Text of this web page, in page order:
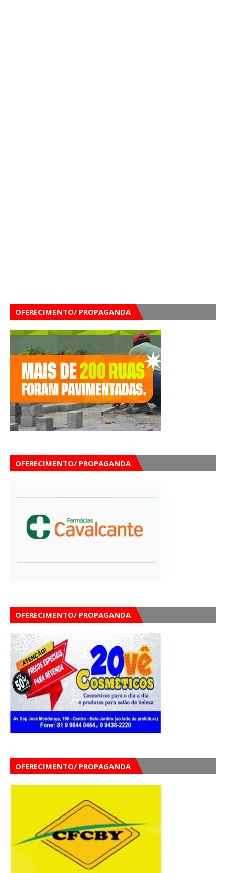
OFERECIMENTO/ PROPAGANDA
OFERECIMENTO/ PROPAGANDA
OFERECIMENTO/ PROPAGANDA
OFERECIMENTO/ PROPAGANDA